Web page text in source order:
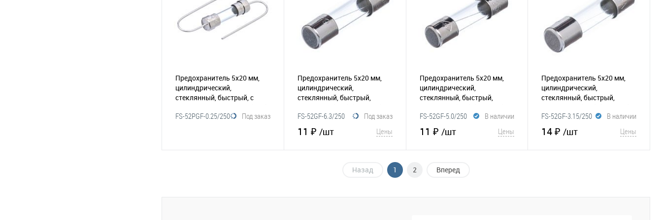
Предохранитель 5х20 мм,
цилиндрический,
стеклянный, быстрый, с
(116-013)
Под заказ
FS-52PGF-0.25/250
Предохранитель 5х20 мм,
цилиндрический,
стеклянный, быстрый,
Под заказ
FS-52GF-6.3/250
11 ₽ /шт Цены
В корзину
Предохранитель 5х20 мм,
цилиндрический,
стеклянный, быстрый,
В наличии
FS-52GF-5.0/250
11 ₽ /шт Цены
Предохранитель 5х20 мм,
цилиндрический,
стеклянный, быстрый,
В наличии
FS-52GF-3.15/250
14 ₽/шт Цены
Назад 1 2 Вперед